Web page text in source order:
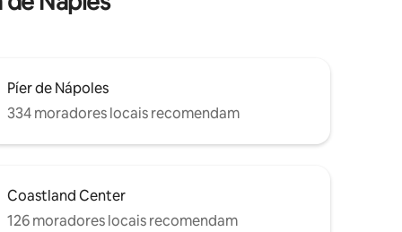
Píer de Nápoles
334 moradores locais recomendam
Coastland Center
126 moradores locais recomendam